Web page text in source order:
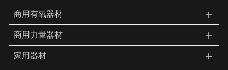
商用有氧器材 ＋
商用力量器材 ＋
家用器材
＋